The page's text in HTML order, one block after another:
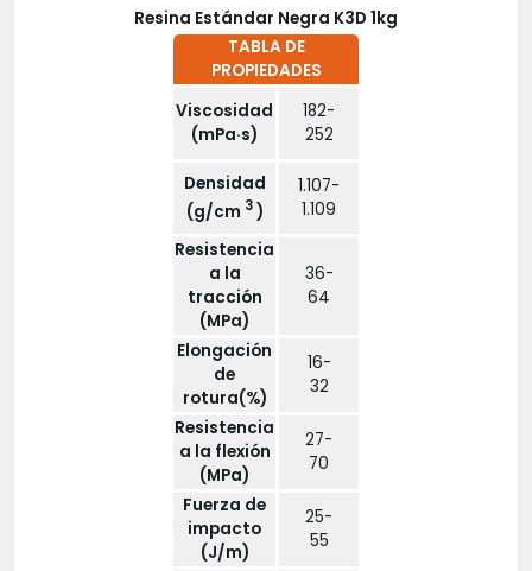
Resina Estándar Negra K3D 1kg
TABLA DE
PROPIEDADES
Viscosidad
(mPa·s)
182-
252
Densidad
(g/cm 3)
1.107-
1.109
Resistencia
a la
tracción
(MPa)
36-
64
Elongación
de
rotura(%)
16-
32
Resistencia
a la flexión
(MPa)
27-
70
Fuerza de
impacto
(J/m)
25-
55